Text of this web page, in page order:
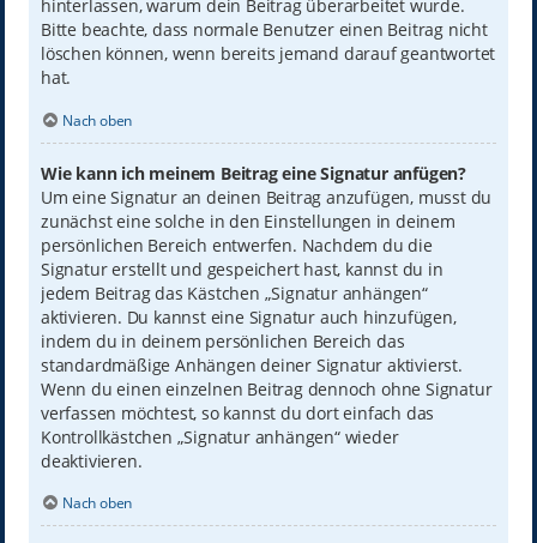
hinterlassen, warum dein Beitrag überarbeitet wurde.
Bitte beachte, dass normale Benutzer einen Beitrag nicht
löschen können, wenn bereits jemand darauf geantwortet
hat.
Nach oben
Wie kann ich meinem Beitrag eine Signatur anfügen?
Um eine Signatur an deinen Beitrag anzufügen, musst du
zunächst eine solche in den Einstellungen in deinem
persönlichen Bereich entwerfen. Nachdem du die
Signatur erstellt und gespeichert hast, kannst du in
jedem Beitrag das Kästchen „Signatur anhängen“
aktivieren. Du kannst eine Signatur auch hinzufügen,
indem du in deinem persönlichen Bereich das
standardmäßige Anhängen deiner Signatur aktivierst.
Wenn du einen einzelnen Beitrag dennoch ohne Signatur
verfassen möchtest, so kannst du dort einfach das
Kontrollkästchen „Signatur anhängen“ wieder
deaktivieren.
Nach oben